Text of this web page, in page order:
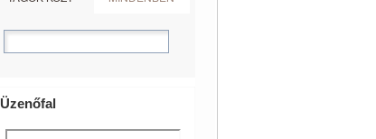
Üzenőfal